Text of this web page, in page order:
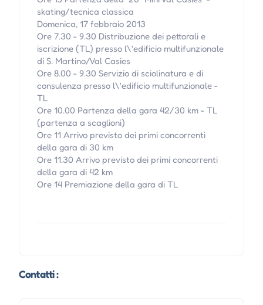
skating/tecnica classica
Domenica, 17 febbraio 2013
Ore 7.30 - 9.30 Distribuzione dei pettorali e
iscrizione (TL) presso l\'edificio multifunzionale
di S. Martino/Val Casies
Ore 8.00 - 9.30 Servizio di sciolinatura e di
consulenza presso l\'edificio multifunzionale -
TL
Ore 10.00 Partenza della gara 42/30 km - TL
(partenza a scaglioni)
Ore 11 Arrivo previsto dei primi concorrenti
della gara di 30 km
Ore 11.30 Arrivo previsto dei primi concorrenti
della gara di 42 km
Ore 14 Premiazione della gara di TL
Contatti :